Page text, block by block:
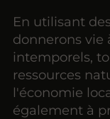
En utilisant
donnerons vie
intemporels,
ressources
l'économie
également à